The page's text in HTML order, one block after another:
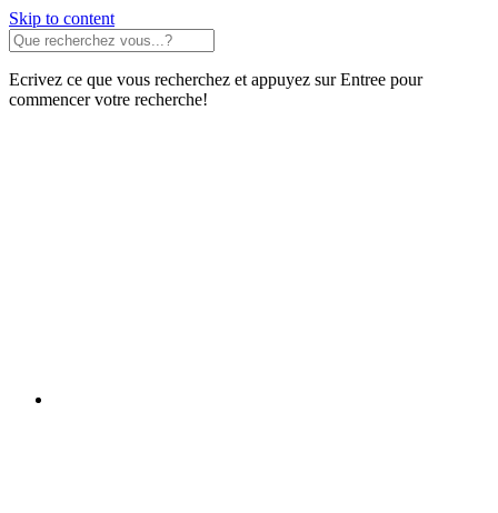
Skip to content
Ecrivez ce que vous recherchez et appuyez sur Entree pour
commencer votre recherche!